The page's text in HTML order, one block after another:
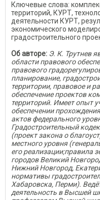
Ключевые слова:
территорий, КУРТ,
деятельности КУРТ,
экономического
градостроительного
Об авторе: Э. К. Трутнев
области правового
правового
планирование,
территории, правовое и
обеспечение проектов
территорий. Имеет опыт
обеспечении
актов федерального
Градостроительный
(проект закона о
местного уровня
его реализации;правила
городов Великий
Нижний Новгород,
нормативы
Хабаровска, Перми).
деятельность в Высшей